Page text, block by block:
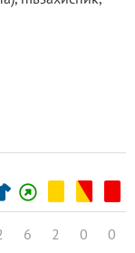
6 2 0 0